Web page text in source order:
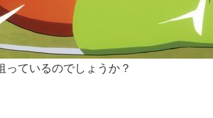
っているのでしょうか？